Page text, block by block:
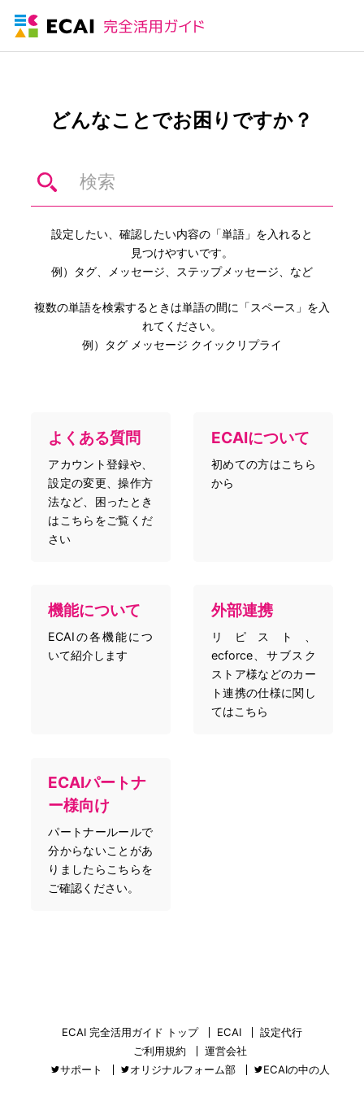
どんなことでお困りですか？
設定したい、確認したい内容の「単語」を入れると
見つけやすいです。
例）タグ、メッセージ、ステップメッセージ、など
複数の単語を検索するときは単語の間に「スペース」を入
れてください。
例）タグ メッセージ クイックリプライ
よくある質問
アカウント登録や、
設定の変更、操作方
法など、困ったとき
はこちらをご覧くだ
さい
ECAIについて
初めての方はこちら
から
機能について
ECAIの各機能につ
いて紹介します
外部連携
リピスト、
ecforce、サブスク
ストア様などのカー
ト連携の仕様に関し
てはこちら
ECAIパートナ
ー様向け
パートナールールで
分からないことがあ
りましたらこちらを
ご確認ください。
ECAI 完全活用ガイド トップ ECAI
設定代行
ご利用規約
運営会社
サポート
オリジナルフォーム部 ECAIの中の人